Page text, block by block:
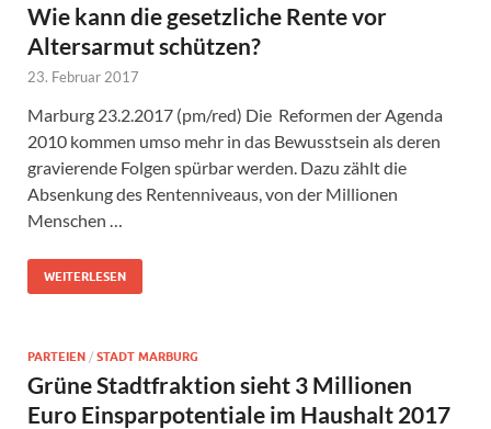
Wie kann die gesetzliche Rente vor
Altersarmut schützen?
23. Februar 2017
Marburg 23.2.2017 (pm/red) Die Reformen der Agenda
2010 kommen umso mehr in das Bewusstsein als deren
gravierende Folgen spürbar werden. Dazu zählt die
Absenkung des Rentenniveaus, von der Millionen
Menschen …
WEITERLESEN
PARTEIEN / STADT MARBURG
Grüne Stadtfraktion sieht 3 Millionen
Euro Einsparpotentiale im Haushalt 2017